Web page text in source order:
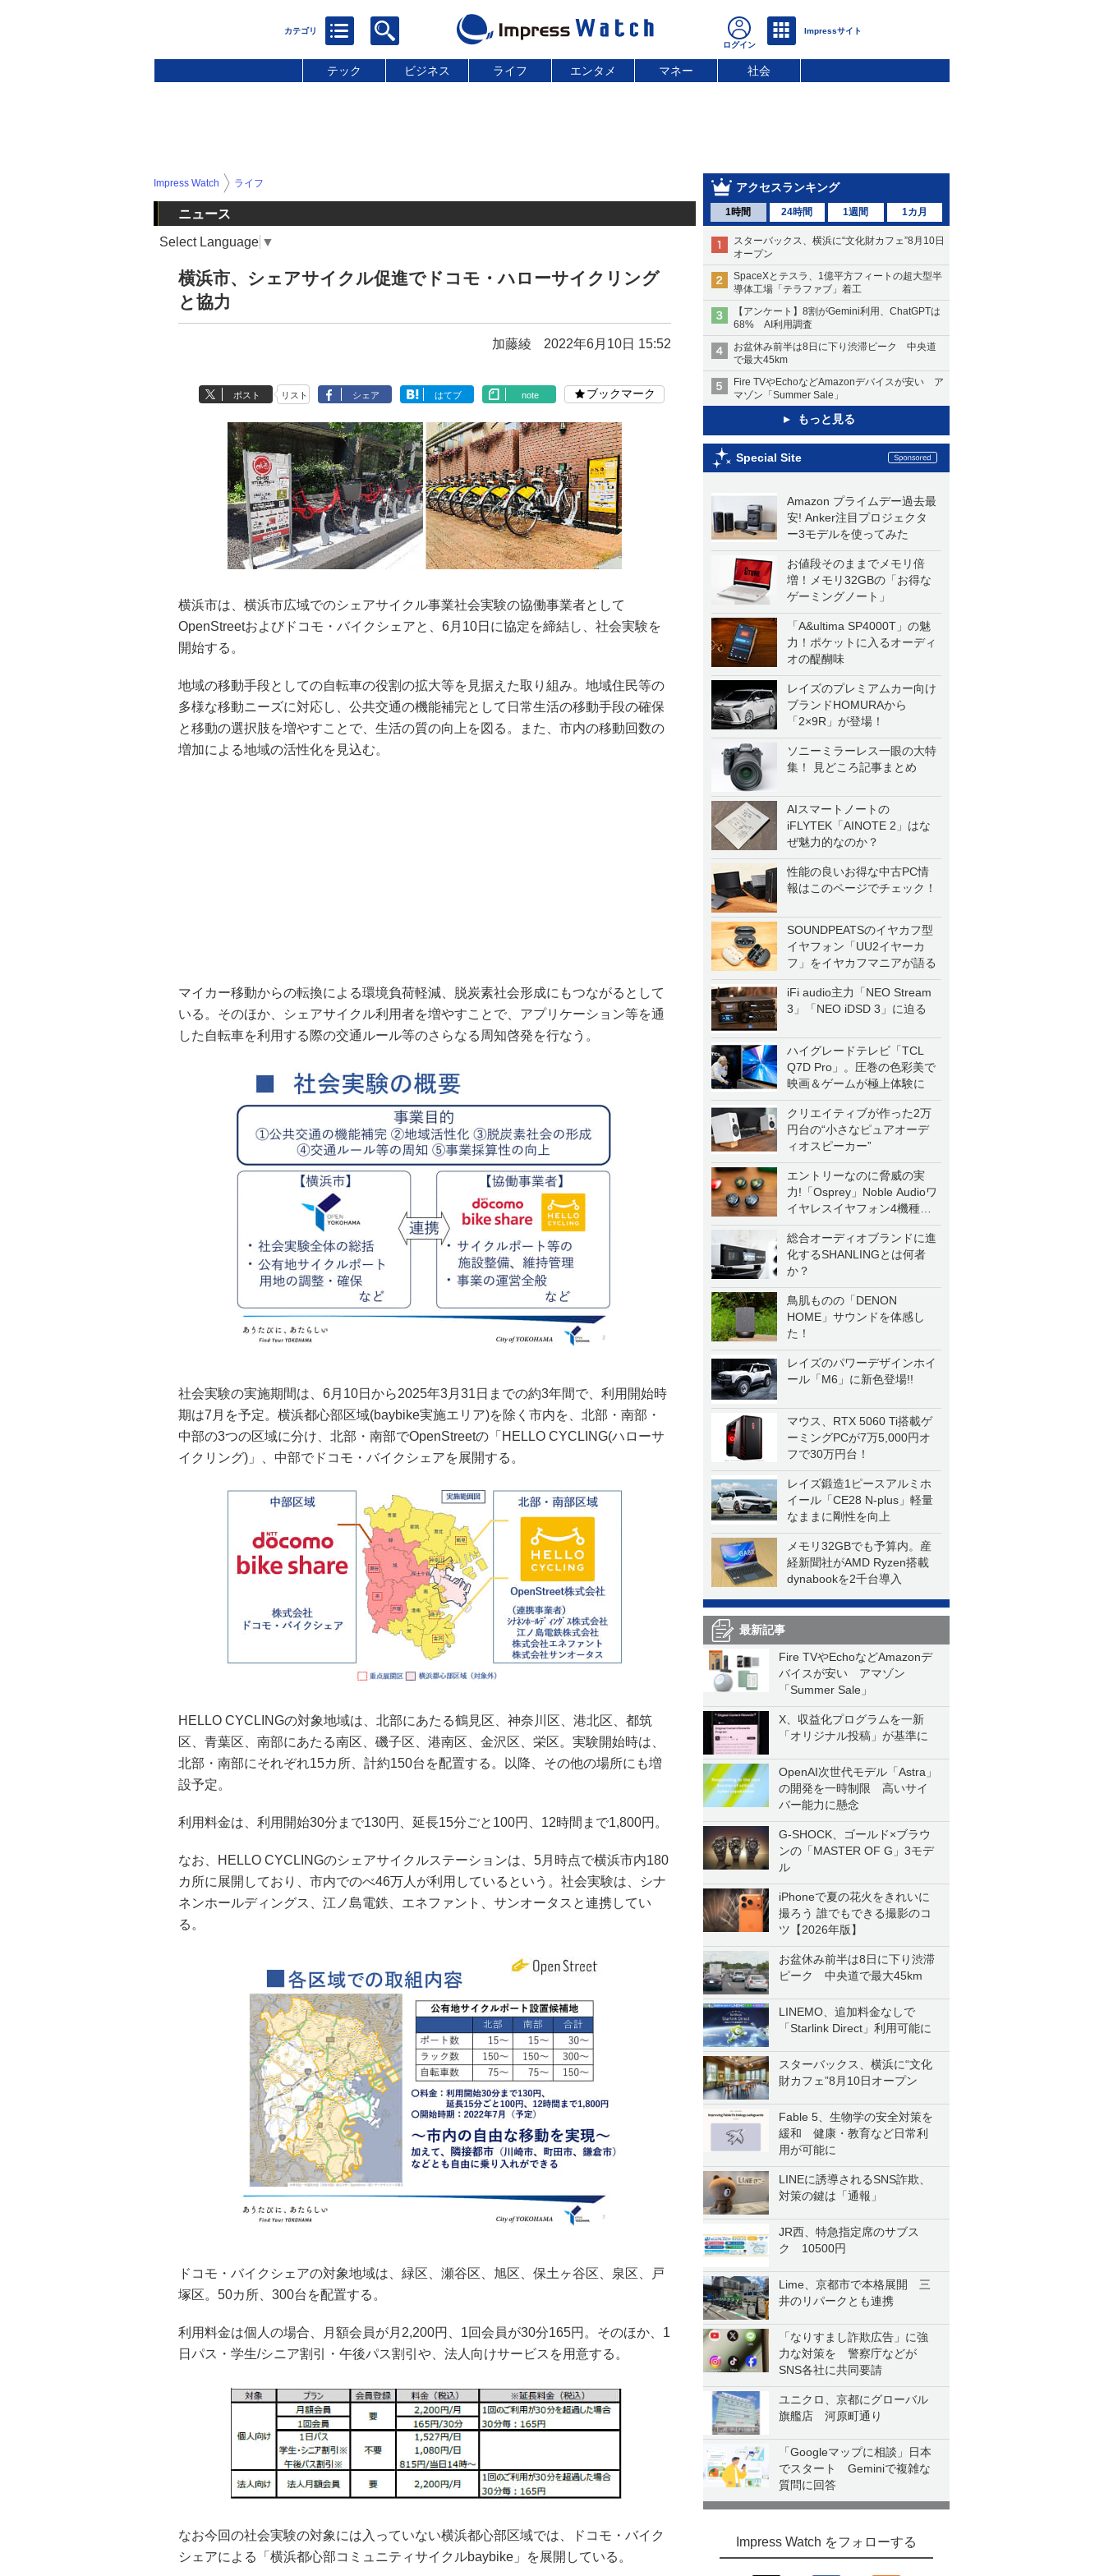
テック ビジネス ライフ エンタメ マネー 社会
アクセスランキング
1時間 24時間 1週間 1カ月
スターバックス、横浜に“文化財カフェ”8月10日
オープン
SpaceXとテスラ、1億平方フィートの超大型半
導体工場「テラファブ」着工
【アンケート】8割がGemini利用、ChatGPTは
68% AI利用調査
お盆休み前半は8日に下り渋滞ピーク 中央道
で最大45km
Fire TVやEchoなどAmazonデバイスが安い ア
マゾン「Summer Sale」
もっと見る
Special Site
Amazon プライムデー過去最
安! Anker注目プロジェクタ
ー3モデルを使ってみた
お値段そのままでメモリ倍
増！メモリ32GBの「お得な
ゲーミングノート」
「A&ultima SP4000T」の魅
力！ポケットに入るオーディ
オの醍醐味
レイズのプレミアムカー向け
ブランドHOMURAから
「2×9R」が登場！
ソニーミラーレス一眼の大特
集！ 見どころ記事まとめ
AIスマートノートの
iFLYTEK「AINOTE 2」はな
ぜ魅力的なのか？
性能の良いお得な中古PC情
報はこのページでチェック！
SOUNDPEATSのイヤカフ型
イヤフォン「UU2イヤーカ
フ」をイヤカフマニアが語る
iFi audio主力「NEO Stream
3」「NEO iDSD 3」に迫る
ハイグレードテレビ「TCL
Q7D Pro」。圧巻の色彩美で
映画＆ゲームが極上体験に
クリエイティブが作った2万
円台の“小さなピュアオーデ
ィオスピーカー”
エントリーなのに脅威の実
力!「Osprey」Noble Audioワ
イヤレスイヤフォン4機種を
一気に聴く
総合オーディオブランドに進
化するSHANLINGとは何者
か？
鳥肌ものの「DENON
HOME」サウンドを体感し
た！
レイズのパワーデザインホイ
ール「M6」に新色登場!!
マウス、RTX 5060 Ti搭載ゲ
ーミングPCが7万5,000円オ
フで30万円台！
レイズ鍛造1ピースアルミホ
イール「CE28 N-plus」軽量
なままに剛性を向上
メモリ32GBでも予算内。産
経新聞社がAMD Ryzen搭載
dynabookを2千台導入
最新記事
Fire TVやEchoなどAmazonデ
バイスが安い アマゾン
「Summer Sale」
X、収益化プログラムを一新
「オリジナル投稿」が基準に
OpenAI次世代モデル「Astra」
の開発を一時制限 高いサイ
バー能力に懸念
G-SHOCK、ゴールド×ブラウ
ンの「MASTER OF G」3モデ
ル
iPhoneで夏の花火をきれいに
撮ろう 誰でもできる撮影のコ
ツ【2026年版】
お盆休み前半は8日に下り渋滞
ピーク 中央道で最大45km
LINEMO、追加料金なしで
「Starlink Direct」利用可能に
スターバックス、横浜に“文化
財カフェ”8月10日オープン
Fable 5、生物学の安全対策を
緩和 健康・教育など日常利
用が可能に
LINEに誘導されるSNS詐欺、
対策の鍵は「通報」
JR西、特急指定席のサブス
ク 10500円
Lime、京都市で本格展開 三
井のリパークとも連携
「なりすまし詐欺広告」に強
力な対策を 警察庁などが
SNS各社に共同要請
ユニクロ、京都にグローバル
旗艦店 河原町通り
「Googleマップに相談」日本
でスタート Geminiで複雑な
質問に回答
Impress Watch をフォローする
Impress Watch ライフ
ニュース
Select Language ▼
横浜市、シェアサイクル促進でドコモ・ハローサイクリング
と協力
加藤綾 2022年6月10日 15:52
ポスト リスト シェア はてブ note ブックマーク
横浜市は、横浜市広域でのシェアサイクル事業社会実験の協働事業者として
OpenStreetおよびドコモ・バイクシェアと、6月10日に協定を締結し、社会実験を
開始する。
地域の移動手段としての自転車の役割の拡大等を見据えた取り組み。地域住民等の
多様な移動ニーズに対応し、公共交通の機能補完として日常生活の移動手段の確保
と移動の選択肢を増やすことで、生活の質の向上を図る。また、市内の移動回数の
増加による地域の活性化を見込む。
マイカー移動からの転換による環境負荷軽減、脱炭素社会形成にもつながるとして
いる。そのほか、シェアサイクル利用者を増やすことで、アプリケーション等を通
した自転車を利用する際の交通ルール等のさらなる周知啓発を行なう。
社会実験の実施期間は、6⽉10⽇から2025年3⽉31⽇までの約3年間で、利用開始時
期は7⽉を予定。横浜都心部区域(baybike実施エリア)を除く市内を、北部・南部・
中部の3つの区域に分け、北部・南部でOpenStreetの「HELLO CYCLING(ハローサ
イクリング)」、中部でドコモ・バイクシェアを展開する。
HELLO CYCLINGの対象地域は、北部にあたる鶴⾒区、神奈川区、港北区、都筑
区、⻘葉区、南部にあたる南区、磯⼦区、港南区、⾦沢区、栄区。実験開始時は、
北部・南部にそれぞれ15カ所、計約150台を配置する。以降、その他の場所にも増
設予定。
利⽤料⾦は、利⽤開始30分まで130円、延⻑15分ごと100円、12時間まで1,800円。
なお、HELLO CYCLINGのシェアサイクルステーションは、5⽉時点で横浜市内180
カ所に展開しており、市内でのべ46万⼈が利用しているという。社会実験は、シナ
ネンホールディングス、江ノ島電鉄、エネファント、サンオータスと連携してい
る。
ドコモ・バイクシェアの対象地域は、緑区、瀬谷区、旭区、保土ヶ谷区、泉区、戸
塚区。50カ所、300台を配置する。
利用料金は個人の場合、月額会員が月2,200円、1回会員が30分165円。そのほか、1
日パス・学生/シニア割引・午後パス割引や、法人向けサービスを用意する。
なお今回の社会実験の対象には入っていない横浜都心部区域では、ドコモ・バイク
シェアによる「横浜都心部コミュニティサイクルbaybike」を展開している。